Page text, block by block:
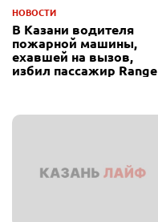
НОВОСТИ
В Казани водителя
пожарной машины,
ехавшей на вызов,
избил пассажир Range